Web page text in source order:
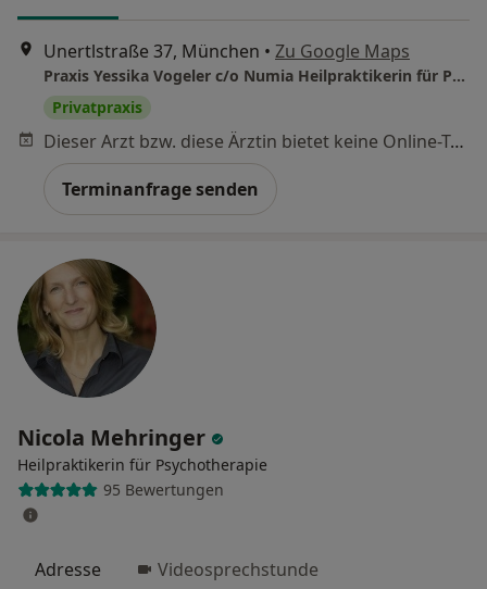
Unertlstraße 37, München • Zu Google Maps
Praxis Yessika Vogeler c/o Numia Heilpraktikerin für Psychotherapie
Privatpraxis
Dieser Arzt bzw. diese Ärztin bietet keine Online-Terminbuchung an diesem Standort an.
Terminanfrage senden
Nicola Mehringer
Heilpraktikerin für Psychotherapie
95 Bewertungen
Adresse Videosprechstunde